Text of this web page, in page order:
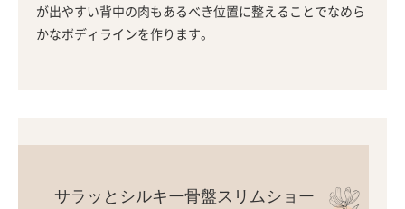
が出やすい背中の肉もあるべき位置に整えることでなめら
かなボディラインを作ります。
サラッとシルキー骨盤スリムショー